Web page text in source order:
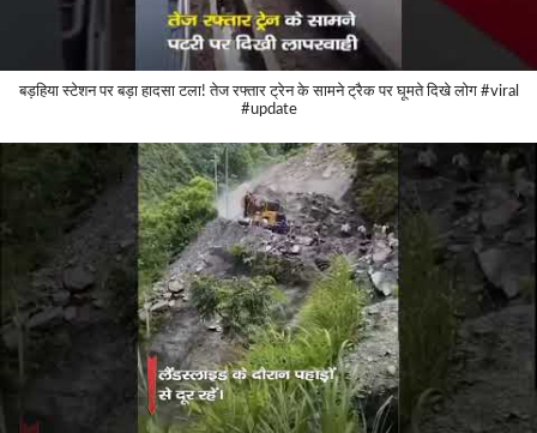
बड़हिया स्टेशन पर बड़ा हादसा टला! तेज रफ्तार ट्रेन के सामने ट्रैक पर घूमते दिखे लोग #viral
#update